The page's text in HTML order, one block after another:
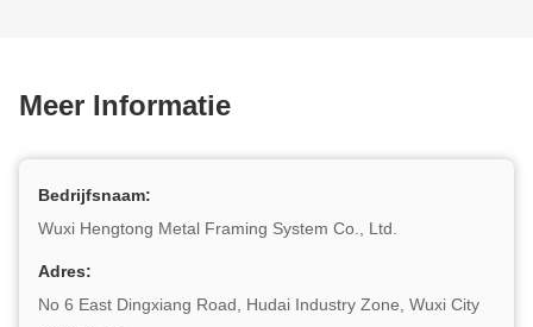
Meer Informatie
Bedrijfsnaam:
Wuxi Hengtong Metal Framing System Co., Ltd.
Adres:
No 6 East Dingxiang Road, Hudai Industry Zone, Wuxi City